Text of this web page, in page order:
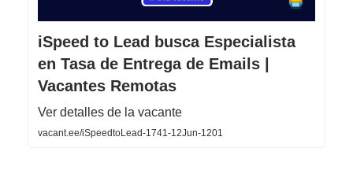
iSpeed to Lead busca Especialista
en Tasa de Entrega de Emails |
Vacantes Remotas
Ver detalles de la vacante
vacant.ee/iSpeedtoLead-1741-12Jun-1201